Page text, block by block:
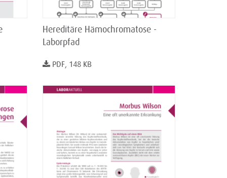
Hereditäre Hämochromatose -
Laborpfad
PDF, 148 KB